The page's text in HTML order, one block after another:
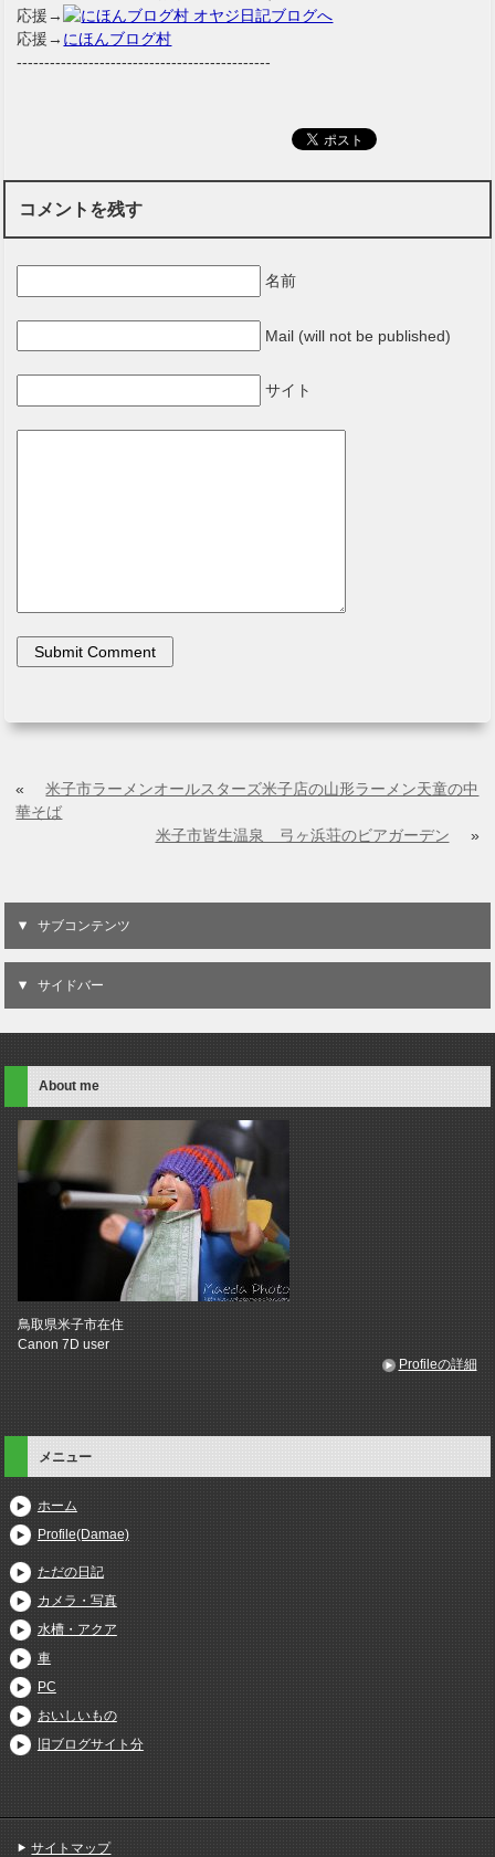
応援→
応援→ にほんブログ村
----------------------------------------------
コメントを残す
名前
Mail (will not be published)
サイト
«
米子市ラーメンオールスターズ米子店の山形ラーメン天童の中
華そば
米子市皆生温泉 弓ヶ浜荘のビアガーデン
»
サブコンテンツ
サイドバー
About me
鳥取県米子市在住
Canon 7D user
Profileの詳細
メニュー
ホーム
Profile(Damae)
ただの日記
カメラ・写真
水槽・アクア
車
PC
おいしいもの
旧ブログサイト分
サイトマップ